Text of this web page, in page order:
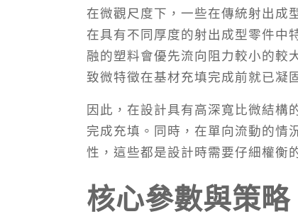
在微觀尺度下，一些在傳統射出成
在具有不同厚度的射出成型零件中
融的塑料會優先流向阻力較小的較
致微特徵在基材充填完成前就已凝
因此，在設計具有高深寬比微結構
完成充填。同時，在單向流動的情
性，這些都是設計時需要仔細權衡
核心參數與策略